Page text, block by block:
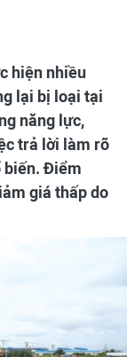
hiện nhiều
lại bị loại tại
năng lực,
trả lời làm rõ
biến. Điểm
giá thấp do